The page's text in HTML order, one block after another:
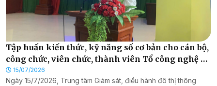
Tập huấn kiến thức, kỹ năng số cơ bản cho cán bộ,
công chức, viên chức, thành viên Tổ công nghệ số
cộng đồng và người dân phường Phong Phú
15/07/2026
Ngày 15/7/2026, Trung tâm Giám sát, điều hành đô thị thông